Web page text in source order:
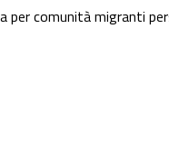
per comunità migranti